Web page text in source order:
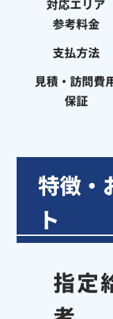
対応エリア
参考料金
支払方法
見積・訪問費
保証
特徴・
ト
指定